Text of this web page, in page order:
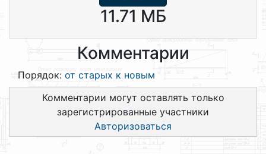
11.71 МБ
Комментарии
Порядок: от старых к новым
Комментарии могут оставлять только
зарегистрированные участники
Авторизоваться